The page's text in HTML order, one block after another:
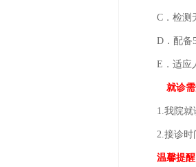
C．检测
D．配备
E．适应
就诊需
1.我院
2.接诊时
温馨提醒